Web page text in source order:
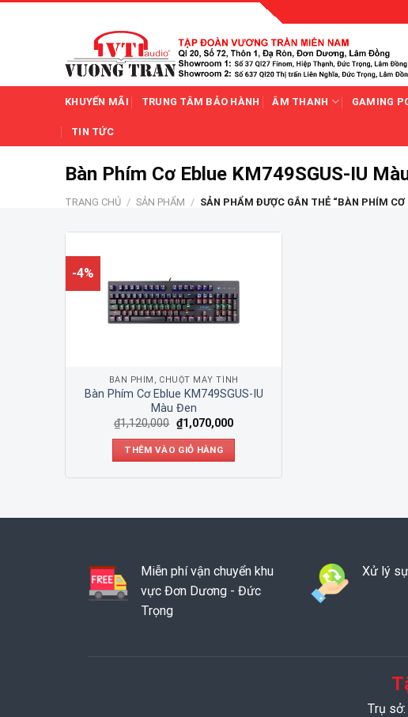
KHUYẾN MÃI TRUNG TÂM BẢO HÀNH ÂM THANH GAMING
TIN TỨC
Bàn Phím Cơ Eblue KM749SGUS-IU
TRANG CHỦ / SẢN PHẨM / SẢN PHẨM ĐƯỢC GẮN THẺ “BÀN PHÍM
-4%
BÀN PHÍM, CHUỘT MÁY TÍNH
Bàn Phím Cơ Eblue KM749SGUS-IU
Màu Đen
₫1,120,000 ₫1,070,000
THÊM VÀO GIỎ HÀNG
Miễn phí vận chuyển khu
vực Đơn Dương - Đức
Trọng
Xử lý
Trụ